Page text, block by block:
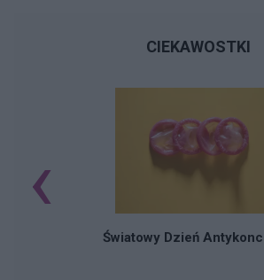
CIEKAWOSTKI
Światowy Dzień
‹